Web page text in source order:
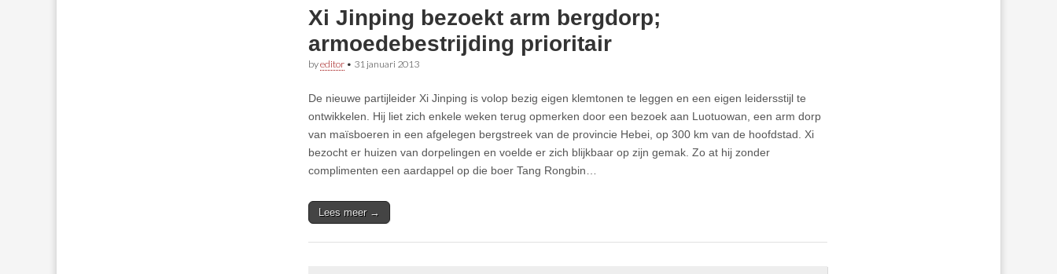
Xi Jinping bezoekt arm bergdorp;
armoedebestrijding prioritair
byeditor • 31 januari 2013
De nieuwe partijleider Xi Jinping is volop bezig eigen klemtonen te leggen en een eigen leidersstijl te
ontwikkelen. Hij liet zich enkele weken terug opmerken door een bezoek aan Luotuowan, een arm dorp
van maïsboeren in een afgelegen bergstreek van de provincie Hebei, op 300 km van de hoofdstad. Xi
bezocht er huizen van dorpelingen en voelde er zich blijkbaar op zijn gemak. Zo at hij zonder
complimenten een aardappel op die boer Tang Rongbin…
Lees meer →